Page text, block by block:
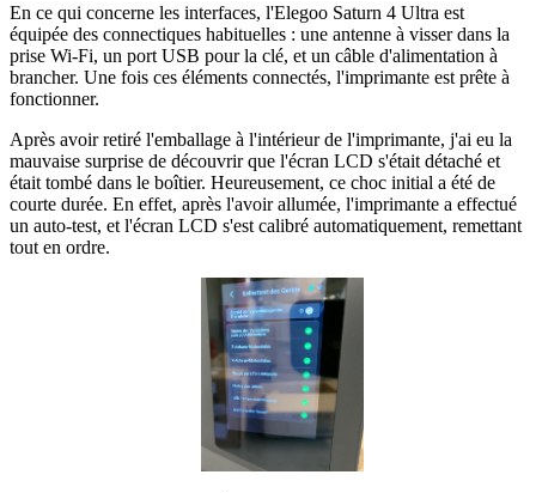
En ce qui concerne les interfaces, l'Elegoo Saturn 4 Ultra est
équipée des connectiques habituelles : une antenne à visser dans la
prise Wi-Fi, un port USB pour la clé, et un câble d'alimentation à
brancher. Une fois ces éléments connectés, l'imprimante est prête à
fonctionner.
Après avoir retiré l'emballage à l'intérieur de l'imprimante, j'ai eu la
mauvaise surprise de découvrir que l'écran LCD s'était détaché et
était tombé dans le boîtier. Heureusement, ce choc initial a été de
courte durée. En effet, après l'avoir allumée, l'imprimante a effectué
un auto-test, et l'écran LCD s'est calibré automatiquement, remettant
tout en ordre.